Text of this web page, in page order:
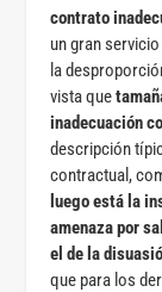
contrato
un gran
la
vista que
inadecuación
descripción
contractual,
luego está la
amenaza por
el de la
que para los